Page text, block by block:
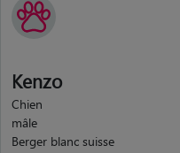
Kenzo
Chien
mâle
Berger blanc suisse